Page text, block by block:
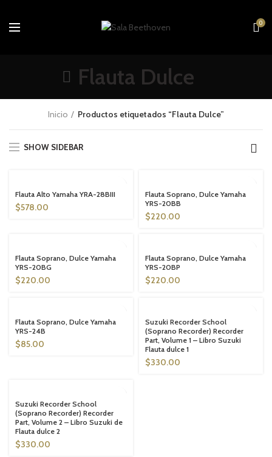
0
Flauta Dulce
Inicio Productos etiquetados “Flauta Dulce”
SHOW SIDEBAR
Flauta Alto Yamaha YRA-28BIII
$578.00
Flauta Soprano, Dulce Yamaha
YRS-20BB
$220.00
Flauta Soprano, Dulce Yamaha
YRS-20BG
$220.00
Flauta Soprano, Dulce Yamaha
YRS-20BP
$220.00
Flauta Soprano, Dulce Yamaha
YRS-24B
$85.00
Suzuki Recorder School
(Soprano Recorder) Recorder
Part, Volume 1 – Libro Suzuki
Flauta dulce 1
$330.00
Suzuki Recorder School
(Soprano Recorder) Recorder
Part, Volume 2 – Libro Suzuki de
Flauta dulce 2
$330.00